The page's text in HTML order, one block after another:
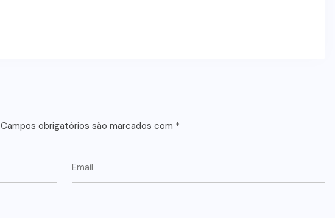
Campos obrigatórios são marcados com *